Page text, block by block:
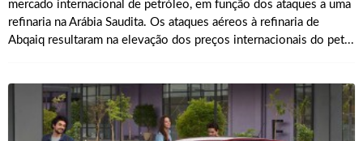
mercado internacional de petróleo, em função dos ataques a uma
refinaria na Arábia Saudita. Os ataques aéreos à refinaria de
Abqaiq resultaram na elevação dos preços internacionais do pet...